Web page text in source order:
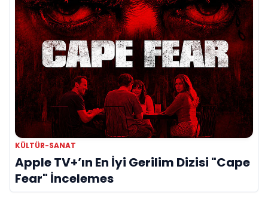
KÜLTÜR-SANAT
Apple TV+’ın En İyi Gerilim Dizisi "Cape
Fear" İncelemes